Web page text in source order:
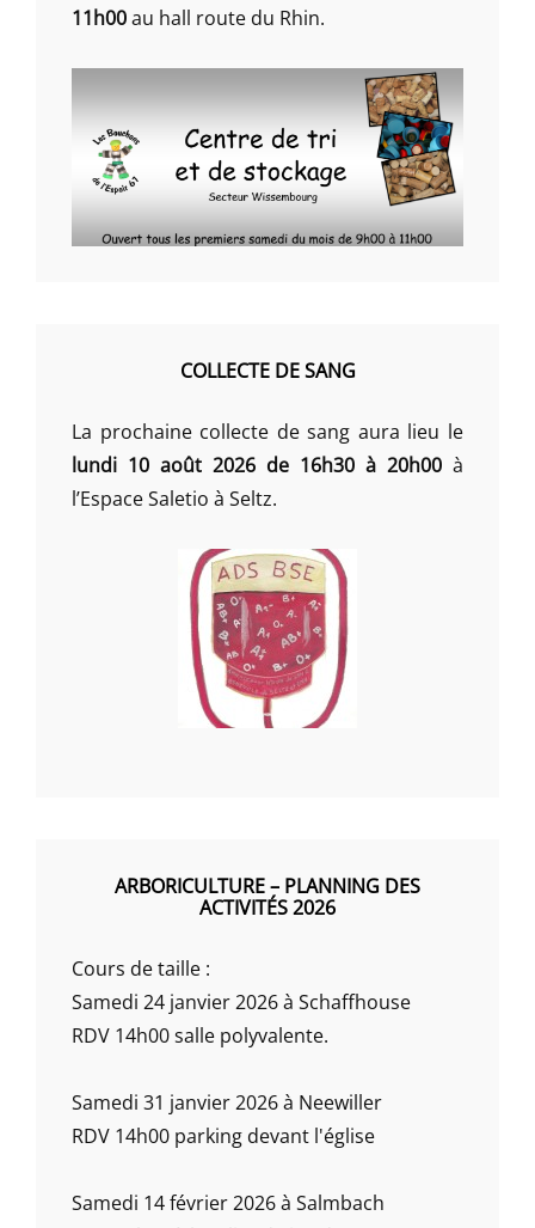
11h00au hall route du Rhin.
COLLECTE DE SANG
La prochaine collecte de sang aura lieu le
lundi 10 août 2026 de 16h30 à 20h00 à
l’Espace Saletio à Seltz.
ARBORICULTURE – PLANNING DES
ACTIVITÉS 2026
Cours de taille :
Samedi 24 janvier 2026 à Schaffhouse
RDV 14h00 salle polyvalente.
Samedi 31 janvier 2026 à Neewiller
RDV 14h00 parking devant l'église
Samedi 14 février 2026 à Salmbach